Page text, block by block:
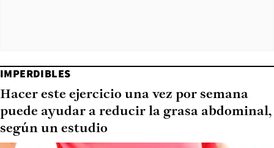
IMPERDIBLES
Hacer este ejercicio una vez por semana
puede ayudar a reducir la grasa abdominal,
según un estudio